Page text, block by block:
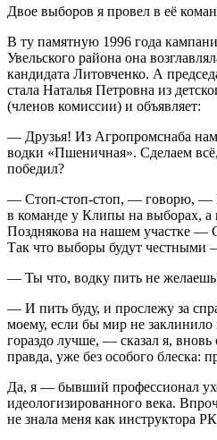
Двое выборов я провел в её
В ту памятную 1996 года
Увельского района она
кандидата Литовченко. А
стала Наталья Петровна из
(членов комиссии) и объявляет:
— Друзья! Из Агропромснаба
водки «Пшеничная». Сделаем
победил?
— Стоп-стоп-стоп, — говорю, —
в команде у Клипы на выборах, а
Позднякова на нашем участке —
Так что выборы будут честными
— Ты что, водку пить не
— И пить буду, и прослежу за
моему, если бы мир не
гораздо лучше, — сказал я, вновь
правда, уже без особого блеска:
Да, я — бывший профессионал
идеологизированного века.
не знала меня как инструктора